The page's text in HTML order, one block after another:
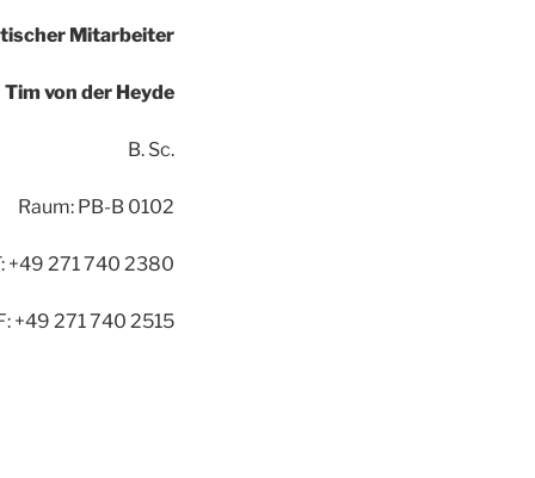
Mitarbeiter
Tim von der Heyde
B. Sc.
Raum: PB-B 0102
+49 271 740 2380
+49 271 740 2515